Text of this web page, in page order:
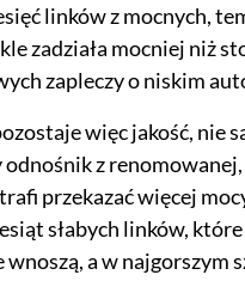
linków z mocnych,
zadziała mocniej niż
zapleczy o niskim
więc jakość, nie
odnośnik z
przekazać więcej
słabych linków,
wnoszą, a w najgorszym